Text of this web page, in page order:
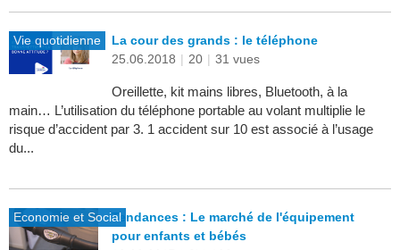
Vie quotidienne
La cour des grands : le téléphone
25.06.2018 | 20 | 31 vues
Oreillette, kit mains libres, Bluetooth, à la
main… L’utilisation du téléphone portable au volant multiplie le
risque d’accident par 3. 1 accident sur 10 est associé à l’usage
du...
Economie et SocialTendances : Le marché de l'équipement
pour enfants et bébés